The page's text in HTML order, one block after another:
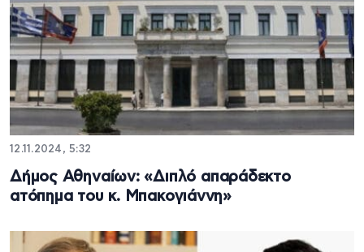
12.11.2024, 5:32
Δήμος Αθηναίων: «Διπλό απαράδεκτο
ατόπημα του κ. Μπακογιάννη»